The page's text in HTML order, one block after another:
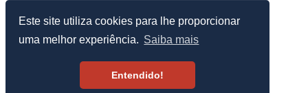
Este site utiliza cookies para lhe proporcionar
uma melhor experiência. Saiba mais
Entendido!
↳ Digital
↳ Classificados - Compra/Venda
↳ Arquivo de Vendas
↳ Recentes Aquisições
↳ Comboios em Lego